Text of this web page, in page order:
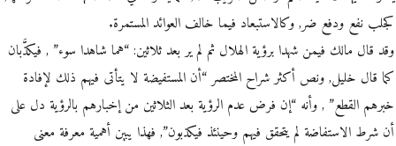
كجلب نفع ودفع ضر, وكالاستبعاد فيما خالف العوائد المستمرة.
وقد قال مالك فيمن شهدا برؤية الهلال ثم لم ير بعد ثلاثين: “هما شاهدا سوء” , فيكذَّبان
كما قال خليل, ونص أكثر شراح المختصر “أن المستفيضة لا يتأتى فيهم ذلك لإفادة
خبرهم القطع” , وأنه “إن فرض عدم الرؤية بعد الثلاثين من إخبارهم بالرؤية دل على
أن شرط الاستفاضة لم يتحقق فيهم وحينئذ فيكذبون”, فهذا يبين أهمية معرفة معنى